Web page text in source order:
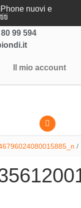
nuovi e
99 594
Il mio account
/